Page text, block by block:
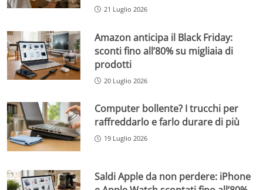
21 Luglio 2026
Amazon anticipa il Black Friday:
sconti fino all’80% su migliaia di
prodotti
20 Luglio 2026
Computer bollente? I trucchi per
raffreddarlo e farlo durare di più
19 Luglio 2026
Saldi Apple da non perdere: iPhone